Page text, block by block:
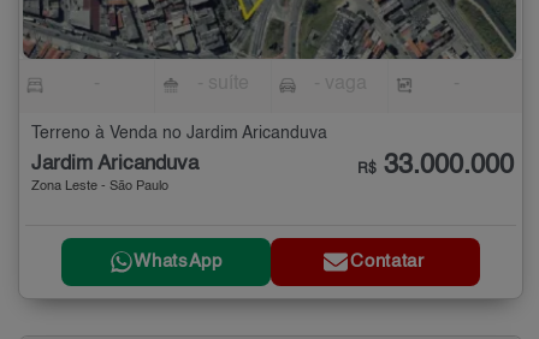
Terreno à Venda no Jardim Aricanduva
Jardim Aricanduva
Zona Leste - São Paulo
R$ 33.000.000
WhatsApp Contatar